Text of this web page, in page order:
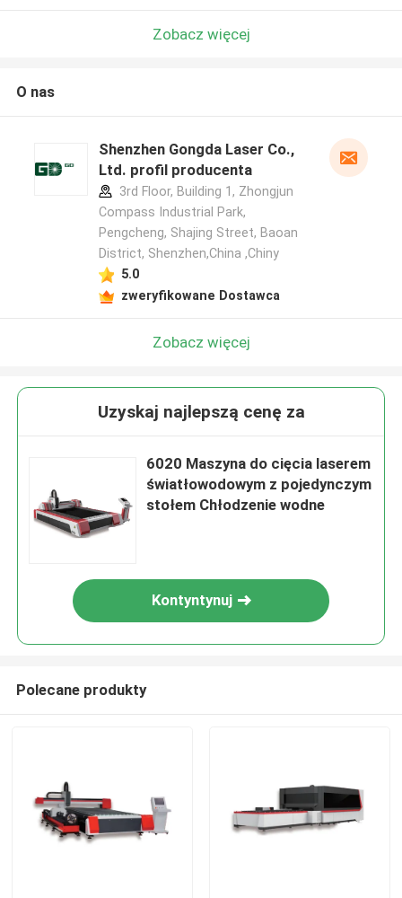
Zobacz więcej
O nas
Shenzhen Gongda Laser Co.,
Ltd. profil producenta
3rd Floor, Building 1, Zhongjun
Compass Industrial Park,
Pengcheng, Shajing Street, Baoan
District, Shenzhen,China ,Chiny
5.0
zweryfikowane Dostawca
Zobacz więcej
Uzyskaj najlepszą cenę za
6020 Maszyna do cięcia laserem
światłowodowym z pojedynczym
stołem Chłodzenie wodne
Kontyntynuj
Polecane produkty